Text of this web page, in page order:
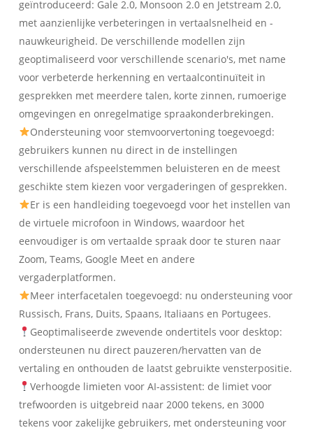
geïntroduceerd: Gale 2.0, Monsoon 2.0 en Jetstream 2.0,
met aanzienlijke verbeteringen in vertaalsnelheid en -
nauwkeurigheid. De verschillende modellen zijn
geoptimaliseerd voor verschillende scenario's, met name
voor verbeterde herkenning en vertaalcontinuïteit in
gesprekken met meerdere talen, korte zinnen, rumoerige
omgevingen en onregelmatige spraakonderbrekingen.
Ondersteuning voor stemvoorvertoning toegevoegd:
gebruikers kunnen nu direct in de instellingen
verschillende afspeelstemmen beluisteren en de meest
geschikte stem kiezen voor vergaderingen of gesprekken.
Er is een handleiding toegevoegd voor het instellen van
de virtuele microfoon in Windows, waardoor het
eenvoudiger is om vertaalde spraak door te sturen naar
Zoom, Teams, Google Meet en andere
vergaderplatformen.
Meer interfacetalen toegevoegd: nu ondersteuning voor
Russisch, Frans, Duits, Spaans, Italiaans en Portugees.
Geoptimaliseerde zwevende ondertitels voor desktop:
ondersteunen nu direct pauzeren/hervatten van de
vertaling en onthouden de laatst gebruikte vensterpositie.
Verhoogde limieten voor AI-assistent: de limiet voor
trefwoorden is uitgebreid naar 2000 tekens, en 3000
tekens voor zakelijke gebruikers, met ondersteuning voor